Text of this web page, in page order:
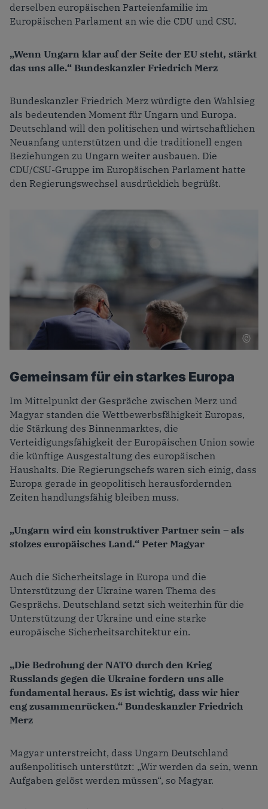
derselben europäischen Parteienfamilie im
Europäischen Parlament an wie die CDU und CSU.
„Wenn Ungarn klar auf der Seite der EU steht, stärkt
das uns alle.“ Bundeskanzler Friedrich Merz
Bundeskanzler Friedrich Merz würdigte den Wahlsieg
als bedeutenden Moment für Ungarn und Europa.
Deutschland will den politischen und wirtschaftlichen
Neuanfang unterstützen und die traditionell engen
Beziehungen zu Ungarn weiter ausbauen. Die
CDU/CSU-Gruppe im Europäischen Parlament hatte
den Regierungswechsel ausdrücklich begrüßt.
Gemeinsam für ein starkes Europa
Im Mittelpunkt der Gespräche zwischen Merz und
Magyar standen die Wettbewerbsfähigkeit Europas,
die Stärkung des Binnenmarktes, die
Verteidigungsfähigkeit der Europäischen Union sowie
die künftige Ausgestaltung des europäischen
Haushalts. Die Regierungschefs waren sich einig, dass
Europa gerade in geopolitisch herausfordernden
Zeiten handlungsfähig bleiben muss.
„Ungarn wird ein konstruktiver Partner sein – als
stolzes europäisches Land.“ Peter Magyar
Auch die Sicherheitslage in Europa und die
Unterstützung der Ukraine waren Thema des
Gesprächs. Deutschland setzt sich weiterhin für die
Unterstützung der Ukraine und eine starke
europäische Sicherheitsarchitektur ein.
„Die Bedrohung der NATO durch den Krieg
Russlands gegen die Ukraine fordern uns alle
fundamental heraus. Es ist wichtig, dass wir hier
eng zusammenrücken.“ Bundeskanzler Friedrich
Merz
Magyar unterstreicht, dass Ungarn Deutschland
außenpolitisch unterstützt: „Wir werden da sein, wenn
Aufgaben gelöst werden müssen“, so Magyar.